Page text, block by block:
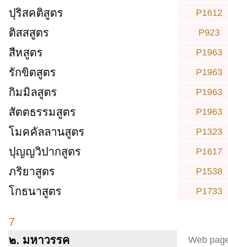
ปุริสคติสูตร P1612
ติสสสูตร P923
สีหสูตร P1963
รักขิตสูตร P1963
กิมมิลสูตร P1963
สัตตธรรมสูตร P1963
โมคคัลลานสูตร P1323
ปุญญวิปากสูตร P1617
ภริยาสูตร P1538
โกธนาสูตร P1733
7
๒. มหาวรรค
Web